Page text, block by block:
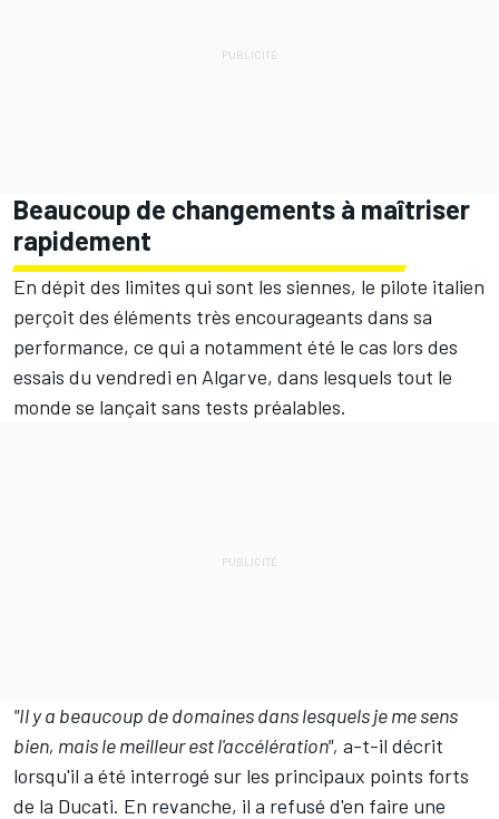
Beaucoup de changements à maîtriser
rapidement
En dépit des limites qui sont les siennes, le pilote italien
perçoit des éléments très encourageants dans sa
performance, ce qui a notamment été le cas lors des
essais du vendredi en Algarve, dans lesquels tout le
monde se lançait sans tests préalables.
"Il y a beaucoup de domaines dans lesquels je me sens
bien, mais le meilleur est l'accélération", a-t-il décrit
lorsqu'il a été interrogé sur les principaux points forts
de la Ducati. En revanche, il a refusé d'en faire une